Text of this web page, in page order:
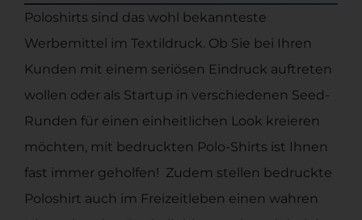
Poloshirts sind das wohl bekannteste
Werbemittel im Textildruck. Ob Sie bei Ihren
Kunden mit einem seriösen Eindruck auftreten
wollen oder als Startup in verschiedenen Seed-
Runden für einen einheitlichen Look kreieren
möchten, mit bedruckten Polo-Shirts ist Ihnen
fast immer geholfen! Zudem stellen bedruckte
Poloshirt auch im Freizeitleben einen wahren